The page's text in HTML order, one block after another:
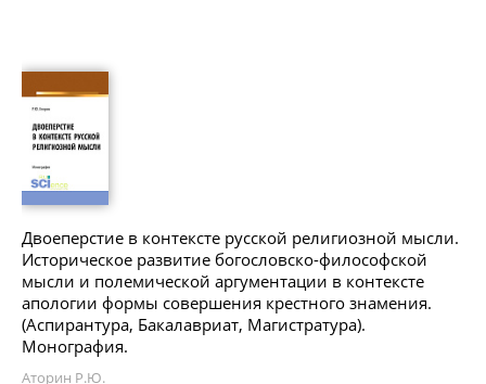
Двоеперстие в контексте русской религиозной мысли.
Историческое развитие богословско-философской
мысли и полемической аргументации в контексте
апологии формы совершения крестного знамения.
(Аспирантура, Бакалавриат, Магистратура).
Монография.
Аторин Р.Ю.